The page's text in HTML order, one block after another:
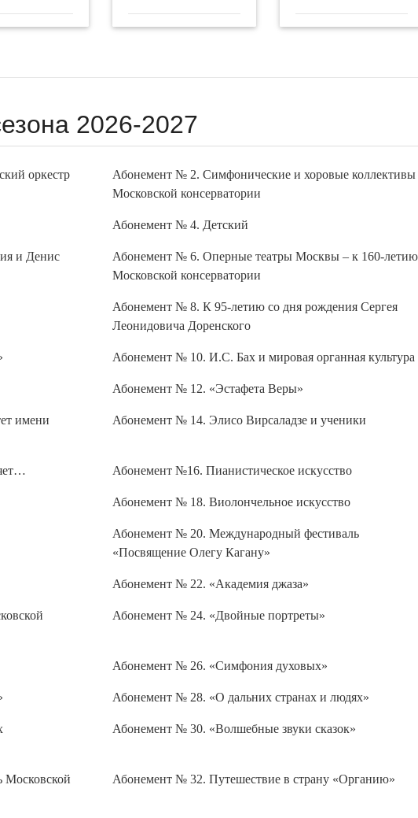
2026-2027
оркестр
Абонемент № 2. Симфонические и хоровые коллективы
Московской консерватории
Абонемент № 4. Детский
и Денис
Абонемент № 6. Оперные театры Москвы – к 160-летию
Московской консерватории
Абонемент № 8. К 95-летию со дня рождения Сергея
Леонидовича Доренского
Абонемент № 10. И.С. Бах и мировая органная культура
Абонемент № 12. «Эстафета Веры»
имени
Абонемент № 14. Элисо Вирсаладзе и ученики
Абонемент №16. Пианистическое искусство
Абонемент № 18. Виолончельное искусство
Абонемент № 20. Международный фестиваль
«Посвящение Олегу Кагану»
Абонемент № 22. «Академия джаза»
Абонемент № 24. «Двойные портреты»
Абонемент № 26. «Симфония духовых»
Абонемент № 28. «О дальних странах и людях»
Абонемент № 30. «Волшебные звуки сказок»
Московской
Абонемент № 32. Путешествие в страну «Органию»